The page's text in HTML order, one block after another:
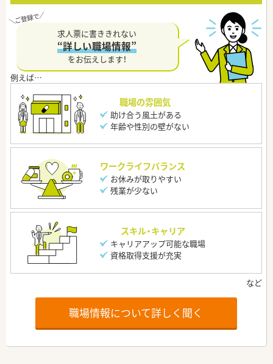
求人票に書ききれない
“詳しい職場情報”
をお伝えします！
職場の雰囲気
助け合う風土がある
年齢や性別の壁がない
ワークライフバランス
お休みが取りやすい
残業が少ない
スキル・キャリア
キャリアアップ可能な職場
資格取得支援が充実
職場情報について詳しく聞く